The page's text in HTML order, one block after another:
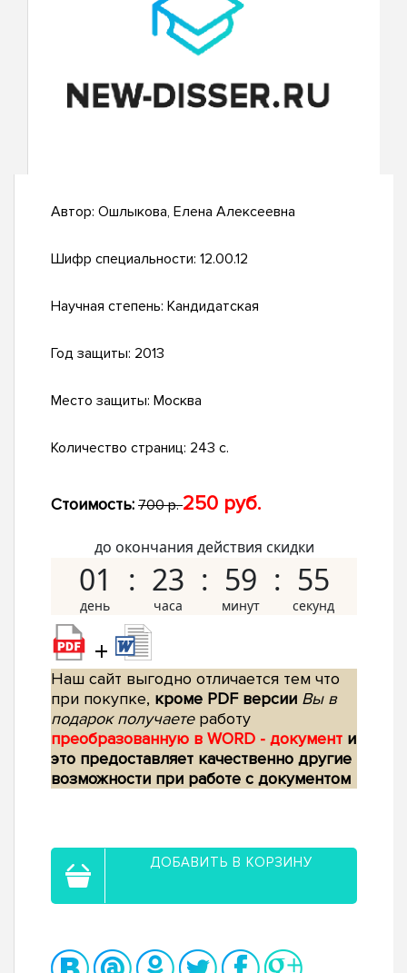
Автор: Ошлыкова, Елена Алексеевна
Шифр специальности: 12.00.12
Научная степень: Кандидатская
Год защиты: 2013
Место защиты: Москва
Количество страниц: 243 с.
Стоимость: 700 р.250 руб.
до окончания действия скидки
01 23 59 54
+
Наш сайт выгодно отличается тем что
при покупке, кроме PDF версии Вы в
подарок получаетеработу
преобразованную в WORD - документ и
это предоставляет качественно другие
возможности при работе с документом
ДОБАВИТЬ В КОРЗИНУ